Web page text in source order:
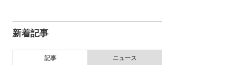
新着記事
記事 ニュース